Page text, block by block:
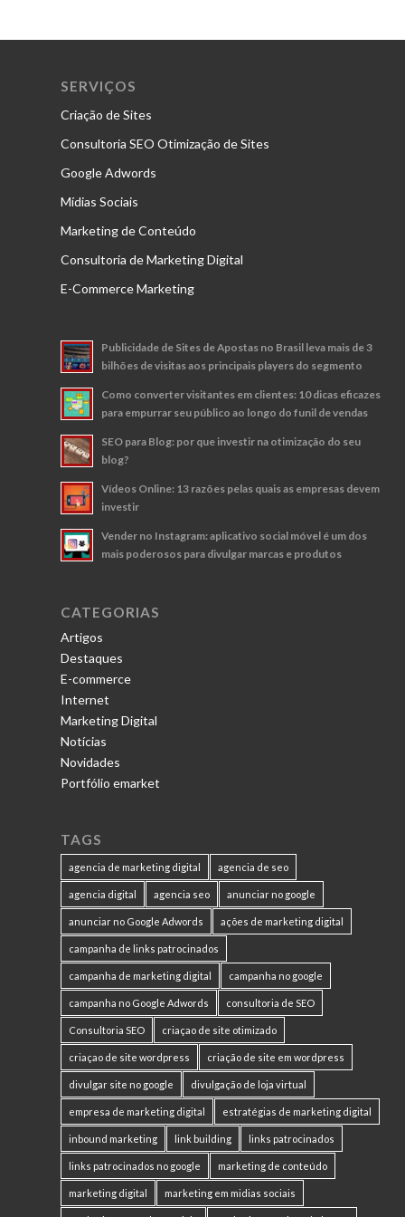
SERVIÇOS
Criação de Sites
Consultoria SEO Otimização de Sites
Google Adwords
Mídias Sociais
Marketing de Conteúdo
Consultoria de Marketing Digital
E-Commerce Marketing
Publicidade de Sites de Apostas no Brasil leva mais de 3
bilhões de visitas aos principais players do segmento
Como converter visitantes em clientes: 10 dicas eficazes
para empurrar seu público ao longo do funil de vendas
SEO para Blog: por que investir na otimização do seu
blog?
Vídeos Online: 13 razões pelas quais as empresas devem
investir
Vender no Instagram: aplicativo social móvel é um dos
mais poderosos para divulgar marcas e produtos
CATEGORIAS
Artigos
Destaques
E-commerce
Internet
Marketing Digital
Notícias
Novidades
Portfólio emarket
TAGS
agencia de marketing digital agencia de seo
agencia digital agencia seo anunciar no google
anunciar no Google Adwords ações de marketing digital
campanha de links patrocinados
campanha de marketing digital campanha no google
campanha no Google Adwords consultoria de SEO
Consultoria SEO criaçao de site otimizado
criaçao de site wordpress criação de site em wordpress
divulgar site no google divulgação de loja virtual
empresa de marketing digital estratégias de marketing digital
inbound marketing link building links patrocinados
links patrocinados no google marketing de conteúdo
marketing digital marketing em midias sociais